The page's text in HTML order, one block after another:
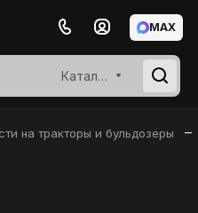
Каталог
MAX
на тракторы и бульдозеры –